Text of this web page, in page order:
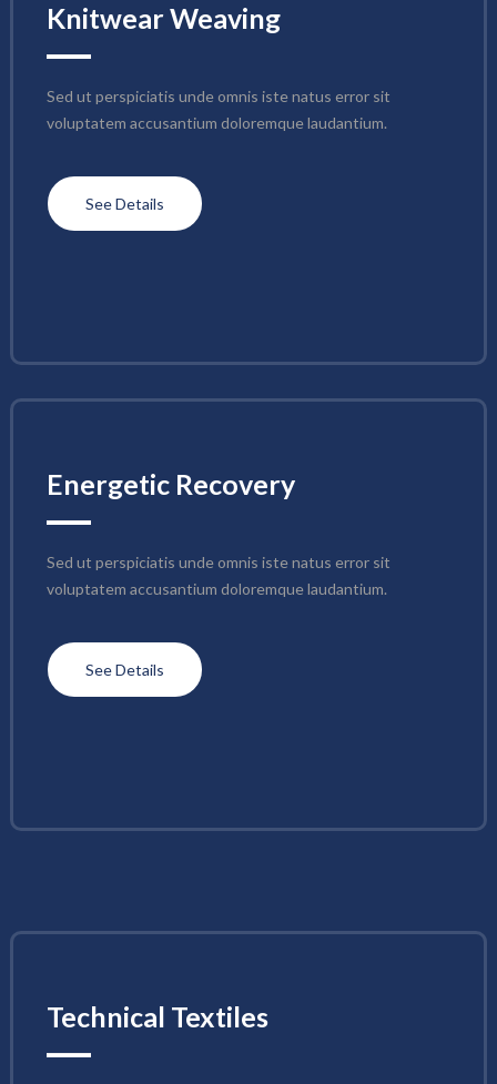
Knitwear Weaving
Sed ut perspiciatis unde omnis iste natus error sit
voluptatem accusantium doloremque laudantium.
See Details
Energetic Recovery
Sed ut perspiciatis unde omnis iste natus error sit
voluptatem accusantium doloremque laudantium.
See Details
Technical Textiles